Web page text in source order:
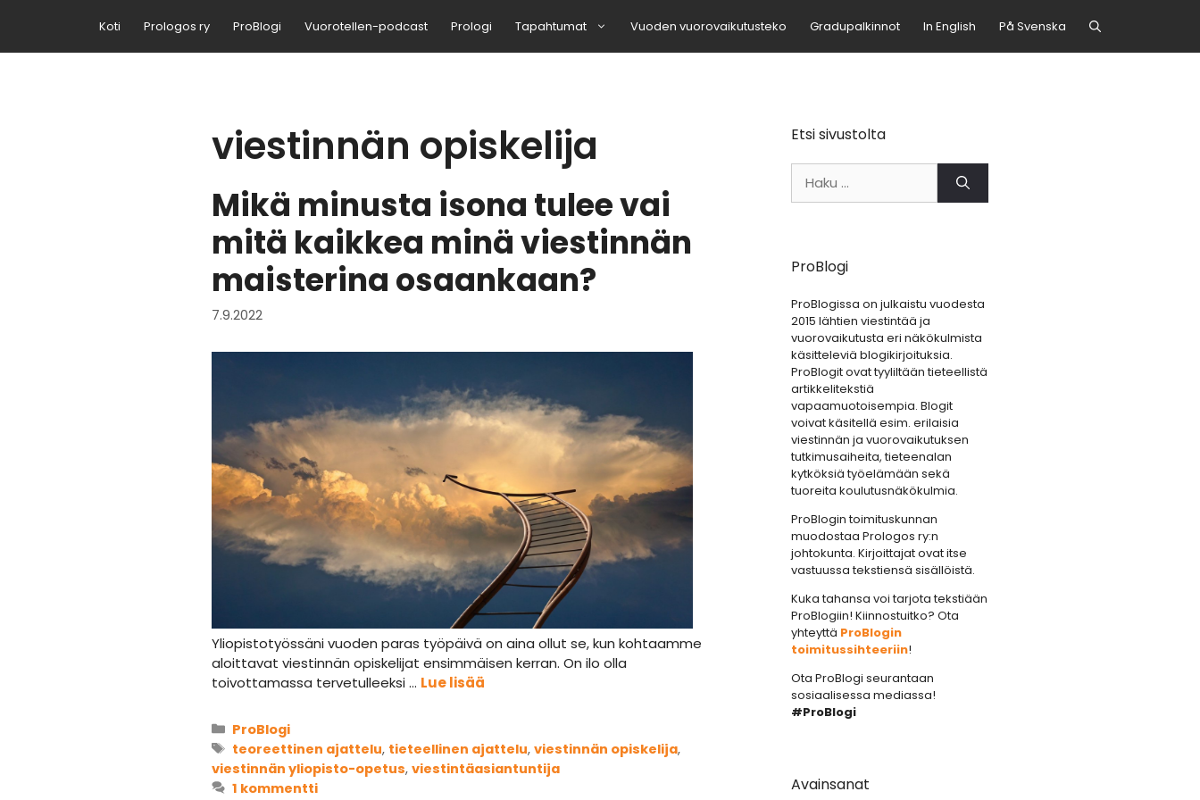
Koti Prologos ry ProBlogi Vuorotellen-podcast Prologi Tapahtumat Vuoden vuorovaikutusteko Gradupalkinnot In English På Svenska
viestinnän opiskelija
Mikä minusta isona tulee vai
mitä kaikkea minä viestinnän
maisterina osaankaan?
7.9.2022
Yliopistotyössäni vuoden paras työpäivä on aina ollut se, kun kohtaamme
aloittavat viestinnän opiskelijat ensimmäisen kerran. On ilo olla
toivottamassa tervetulleeksi … Lue lisää
Kategoriat
ProBlogi
Avainsanat
teoreettinen ajattelu, tieteellinen ajattelu,viestinnän opiskelija,
viestinnän yliopisto-opetus, viestintäasiantuntija
1 kommentti
Etsi sivustolta
ProBlogi
ProBlogissa on julkaistu vuodesta
2015 lähtien viestintää ja
vuorovaikutusta eri näkökulmista
käsitteleviä blogikirjoituksia.
ProBlogit ovat tyyliltään tieteellistä
artikkelitekstiä
vapaamuotoisempia. Blogit
voivat käsitellä esim. erilaisia
viestinnän ja vuorovaikutuksen
tutkimusaiheita, tieteenalan
kytköksiä työelämään sekä
tuoreita koulutusnäkökulmia.
ProBlogin toimituskunnan
muodostaa Prologos ry:n
johtokunta. Kirjoittajat ovat itse
vastuussa tekstiensä sisällöistä.
Kuka tahansa voi tarjota tekstiään
ProBlogiin! Kiinnostuitko? Ota
yhteyttä ProBlogin
toimitussihteeriin!
Ota ProBlogi seurantaan
sosiaalisessa mediassa!
#ProBlogi
Avainsanat